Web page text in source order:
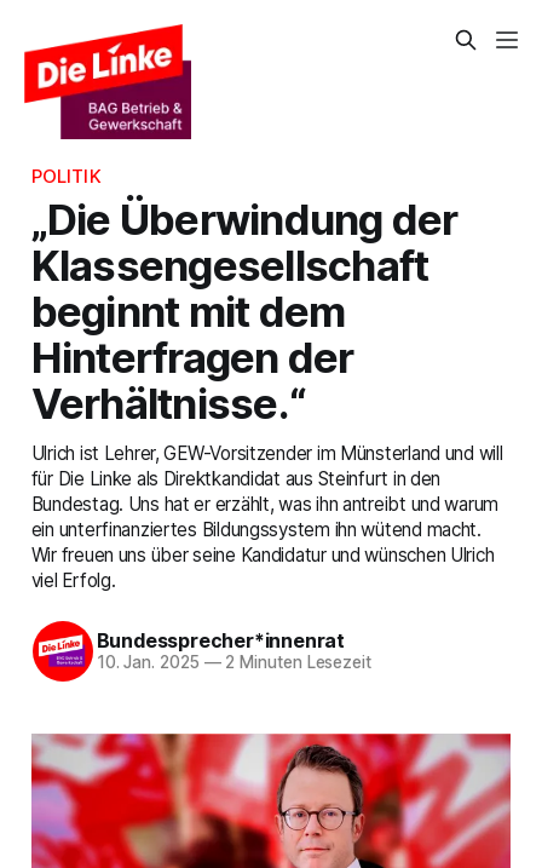
POLITIK
„Die Überwindung der
Klassengesellschaft
beginnt mit dem
Hinterfragen der
Verhältnisse.“
Ulrich ist Lehrer, GEW-Vorsitzender im Münsterland und will
für Die Linke als Direktkandidat aus Steinfurt in den
Bundestag. Uns hat er erzählt, was ihn antreibt und warum
ein unterfinanziertes Bildungssystem ihn wütend macht.
Wir freuen uns über seine Kandidatur und wünschen Ulrich
viel Erfolg.
Bundessprecher*innenrat
10. Jan. 2025 —2 Minuten Lesezeit